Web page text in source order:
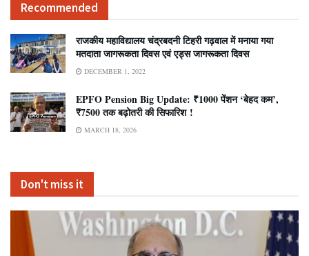
Recommended
राजकीय महाविद्यालय चंद्रबदनी टिहरी गढ़वाल में मनाया गया
मतदाता जागरूकता दिवस एवं एड्स जागरूकता दिवस
DECEMBER 1, 2022
EPFO Pension Big Update: ₹1000 पेंशन ‘बेहद कम’,
₹7500 तक बढ़ोतरी की सिफारिश !
MARCH 18, 2026
Don't miss it